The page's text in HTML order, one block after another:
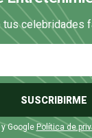
celebridades
SUSCRIBIRME
Google Política de